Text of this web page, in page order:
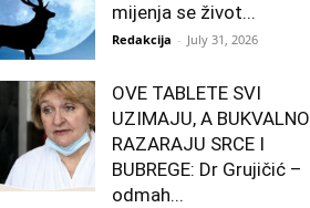
mijenja se život...
Redakcija - July 31, 2026
OVE TABLETE SVI
UZIMAJU, A BUKVALNO
RAZARAJU SRCE I
BUBREGE: Dr Grujičić –
odmah...